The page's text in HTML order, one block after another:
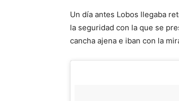
Un día antes Lobos llegaba
la seguridad con la que se
cancha ajena e iban con la